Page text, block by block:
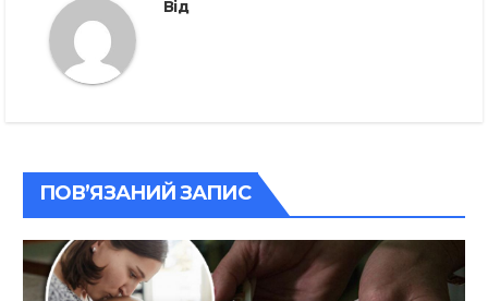
Від
ПОВ’ЯЗАНИЙ ЗАПИС